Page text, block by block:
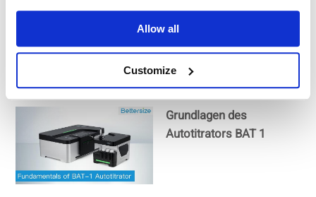
Allow all
Customize
Grundlagen des BeNano
Grundlagen des
Autotitrators BAT 1